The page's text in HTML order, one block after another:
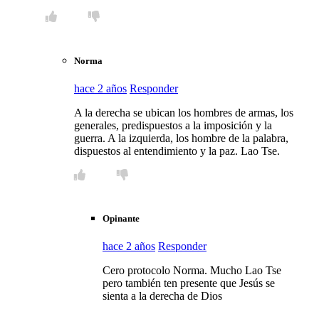
Norma
hace 2 años Responder
A la derecha se ubican los hombres de armas, los
generales, predispuestos a la imposición y la
guerra. A la izquierda, los hombre de la palabra,
dispuestos al entendimiento y la paz. Lao Tse.
Opinante
hace 2 años Responder
Cero protocolo Norma. Mucho Lao Tse
pero también ten presente que Jesús se
sienta a la derecha de Dios